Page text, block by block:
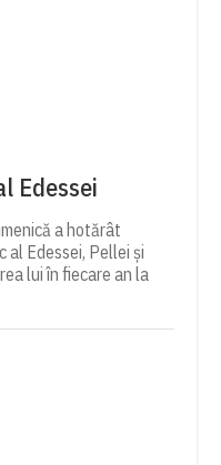
Edessei
a hotărât
Edessei, Pellei și
lui în fiecare an la